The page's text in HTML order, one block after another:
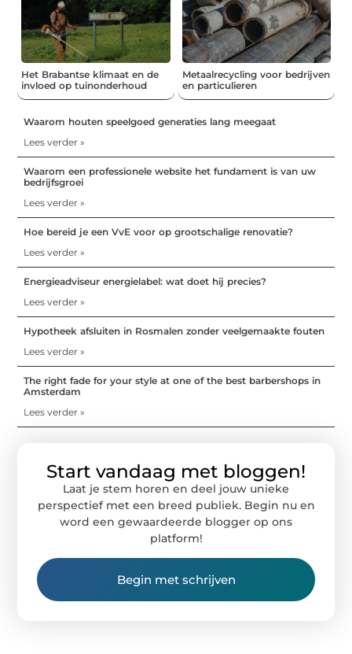
Het Brabantse klimaat en de
invloed op tuinonderhoud
Metaalrecycling voor bedrijven
en particulieren
Waarom houten speelgoed generaties lang meegaat
Lees verder »
Waarom een professionele website het fundament is van uw
bedrijfsgroei
Lees verder »
Hoe bereid je een VvE voor op grootschalige renovatie?
Lees verder »
Energieadviseur energielabel: wat doet hij precies?
Lees verder »
Hypotheek afsluiten in Rosmalen zonder veelgemaakte fouten
Lees verder »
The right fade for your style at one of the best barbershops in
Amsterdam
Lees verder »
Start vandaag met bloggen!
Laat je stem horen en deel jouw unieke
perspectief met een breed publiek. Begin nu en
word een gewaardeerde blogger op ons
platform!
Begin met schrijven